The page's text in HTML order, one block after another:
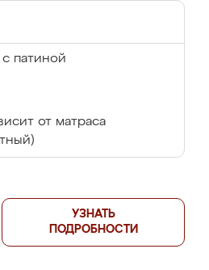
патиной
от матраса
УЗНАТЬ
ПОДРОБНОСТИ